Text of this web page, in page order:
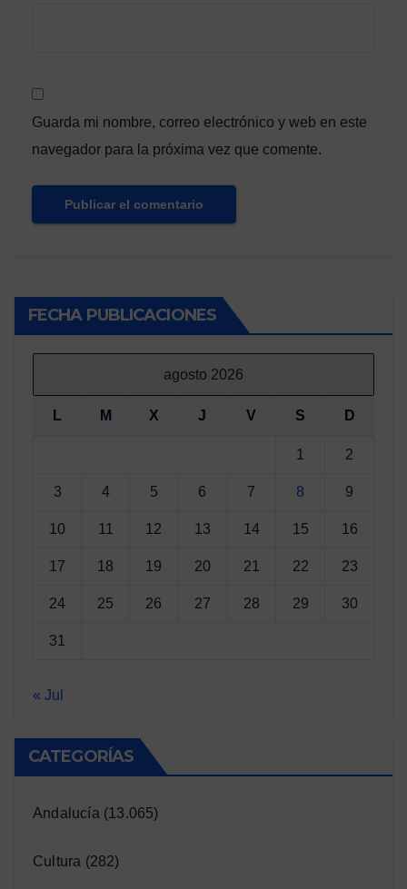
Guarda mi nombre, correo electrónico y web en este
navegador para la próxima vez que comente.
FECHA PUBLICACIONES
agosto 2026
L M X J V S D
1 2
3 4 5 6 7 8 9
10 11 12 13 14 15 16
17 18 19 20 21 22 23
24 25 26 27 28 29 30
31
« Jul
CATEGORÍAS
Andalucía (13.065)
Cultura (282)